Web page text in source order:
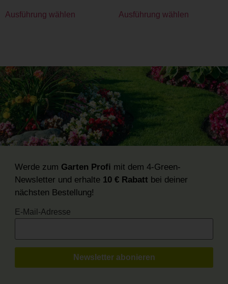
Ausführung wählen Ausführung wählen
Werde zum Garten Profi mit dem 4-Green-
Newsletter und erhalte 10 € Rabatt bei deiner
nächsten Bestellung!
E-Mail-Adresse